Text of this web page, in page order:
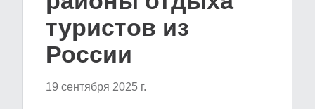
туристов из
России
19 сентября 2025 г.